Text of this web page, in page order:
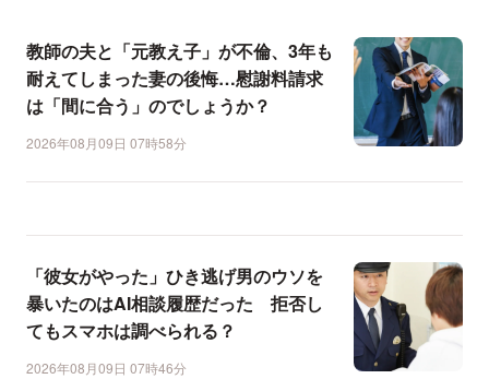
教師の夫と「元教え子」が不倫、3年も
耐えてしまった妻の後悔…慰謝料請求
は「間に合う」のでしょうか？
2026年08月09日 07時58分
「彼女がやった」ひき逃げ男のウソを
暴いたのはAI相談履歴だった 拒否し
てもスマホは調べられる？
2026年08月09日 07時46分